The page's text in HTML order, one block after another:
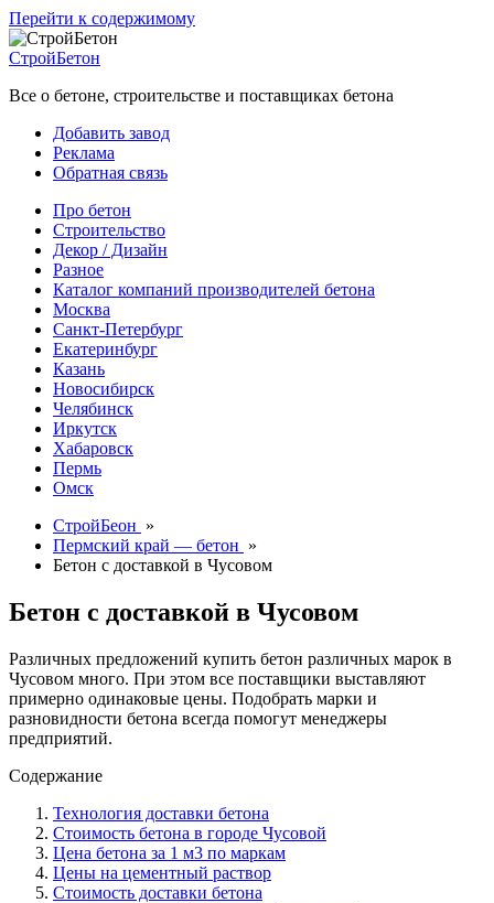
Перейти к содержимому
СтройБетон
Все о бетоне, строительстве и поставщиках бетона
Добавить завод
Реклама
Обратная связь
Про бетон
Строительство
Декор / Дизайн
Разное
Каталог компаний производителей бетона
Москва
Санкт-Петербург
Екатеринбург
Казань
Новосибирск
Челябинск
Иркутск
Хабаровск
Пермь
Омск
СтройБеон »
Пермский край — бетон »
Бетон с доставкой в Чусовом
Бетон с доставкой в Чусовом
Различных предложений купить бетон различных марок в
Чусовом много. При этом все поставщики выставляют
примерно одинаковые цены. Подобрать марки и
разновидности бетона всегда помогут менеджеры
предприятий.
Содержание
Технология доставки бетона
Стоимость бетона в городе Чусовой
Цена бетона за 1 м3 по маркам
Цены на цементный раствор
Стоимость доставки бетона